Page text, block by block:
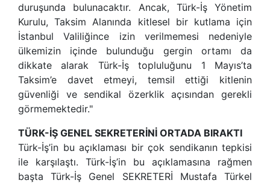
duruşunda bulunacaktır. Ancak, Türk-İş Yönetim
Kurulu, Taksim Alanında kitlesel bir kutlama için
İstanbul Valiliğince izin verilmemesi nedeniyle
ülkemizin içinde bulunduğu gergin ortamı da
dikkate alarak Türk-İş topluluğunu 1 Mayıs’ta
Taksim’e davet etmeyi, temsil ettiği kitlenin
güvenliği ve sendikal özerklik açısından gerekli
görmemektedir."
TÜRK-İŞ GENEL SEKRETERİNİ ORTADA BIRAKTI
Türk-İş’in bu açıklaması bir çok sendikanın tepkisi
ile karşılaştı. Türk-İş’in bu açıklamasına rağmen
başta Türk-İş Genel SEKRETERİ Mustafa Türkel